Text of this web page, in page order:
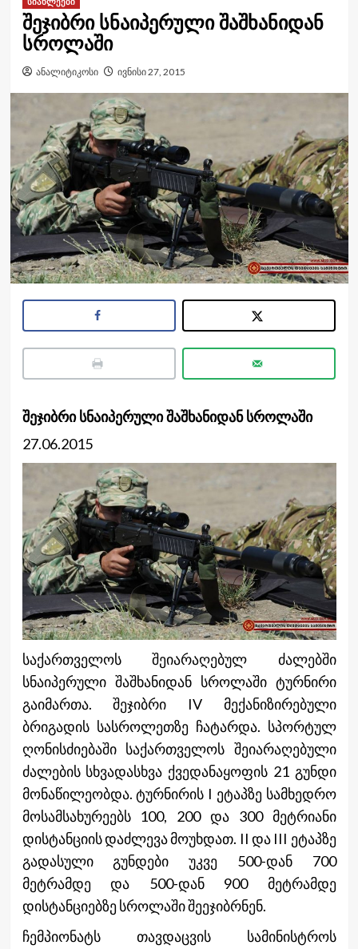
შეჯიბრი სნაიპერული შაშხანიდან
სროლაში
ანალიტიკოსი ივნისი 27, 2015
შეჯიბრი სნაიპერული შაშხანიდან სროლაში
27.06.2015
საქართველოს შეიარაღებულ ძალებში
სნაიპერული შაშხანიდან სროლაში ტურნირი
გაიმართა. შეჯიბრი IV მექანიზირებული
ბრიგადის სასროლეთზე ჩატარდა. სპორტულ
ღონისძიებაში საქართველოს შეიარაღებული
ძალების სხვადასხვა ქვედანაყოფის 21 გუნდი
მონაწილეობდა. ტურნირის I ეტაპზე სამხედრო
მოსამსახურეებს 100, 200 და 300 მეტრიანი
დისტანციის დაძლევა მოუხდათ. II და III ეტაპზე
გადასული გუნდები უკვე 500-დან 700
მეტრამდე და 500-დან 900 მეტრამდე
დისტანციებზე სროლაში შეეჯიბრნენ.
ჩემპიონატს თავდაცვის სამინისტროს